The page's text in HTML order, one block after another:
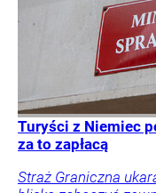
Turyści z Niemiec
za to zapłacą
Straż Graniczna